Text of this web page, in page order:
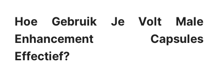
Hoe Gebruik Je Volt Male
Enhancement Capsules
Effectief?